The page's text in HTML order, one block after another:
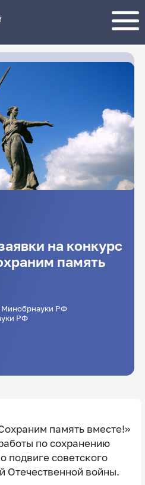
на конкурс
память
Минобрнауки РФ
РФ
память вместе!»
по сохранению
подвиге советского
Отечественной войны.